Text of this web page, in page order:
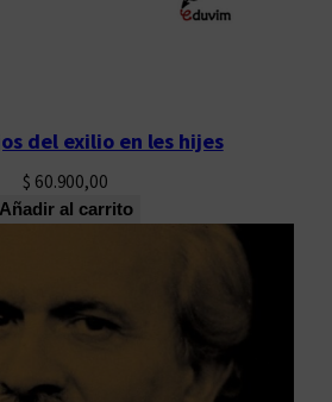
del exilio en les hijes
$ 60.900,00
Añadir al carrito